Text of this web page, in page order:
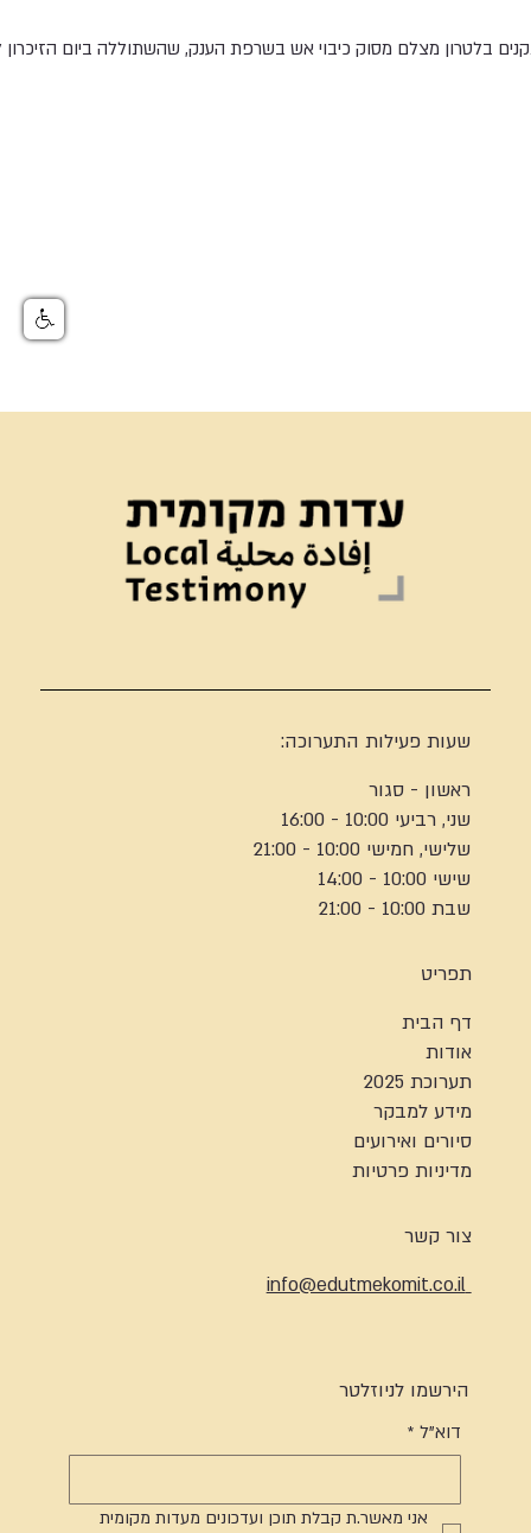
בלטרון מצלם מסוק כיבוי אש בשרפת הענק, שהשתוללה ביום
שעות פעילות התערוכה:
ראשון - סגור
שני, רביעי 10:00 - 16:00
שלישי, חמישי 10:00 - 21:00
שישי 10:00 - 14:00
שבת 10:00 - 21:00
תפריט
דף הבית
אודות
תערוכת 2025
מידע למבקר
סיורים ואירועים
מדיניות פרטיות
צור קשר
info@edutmekomit.co.il
הירשמו לניוזלטר
דוא"ל *
אני מאשר.ת קבלת תוכן ועדכונים מעדות מקומית